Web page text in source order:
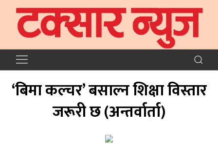
‘बिमा कल्चर’ बसाल्न शिक्षा विस्तार
जरूरी छ (अन्तर्वार्ता)